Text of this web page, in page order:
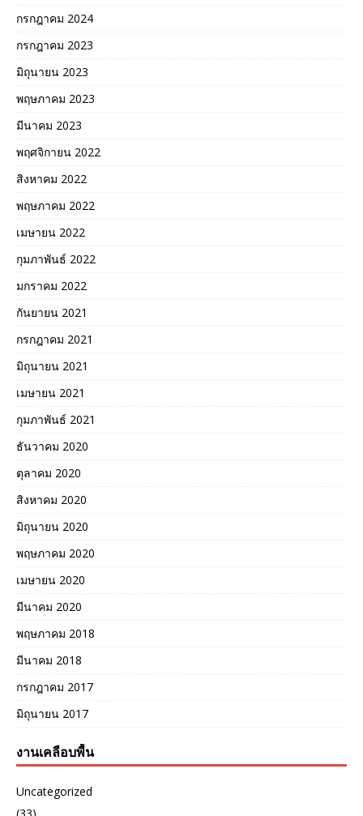
กรกฎาคม 2024
กรกฎาคม 2023
มิถุนายน 2023
พฤษภาคม 2023
มีนาคม 2023
พฤศจิกายน 2022
สิงหาคม 2022
พฤษภาคม 2022
เมษายน 2022
กุมภาพันธ์ 2022
มกราคม 2022
กันยายน 2021
กรกฎาคม 2021
มิถุนายน 2021
เมษายน 2021
กุมภาพันธ์ 2021
ธันวาคม 2020
ตุลาคม 2020
สิงหาคม 2020
มิถุนายน 2020
พฤษภาคม 2020
เมษายน 2020
มีนาคม 2020
พฤษภาคม 2018
มีนาคม 2018
กรกฎาคม 2017
มิถุนายน 2017
งานเคลือบพื้น
Uncategorized